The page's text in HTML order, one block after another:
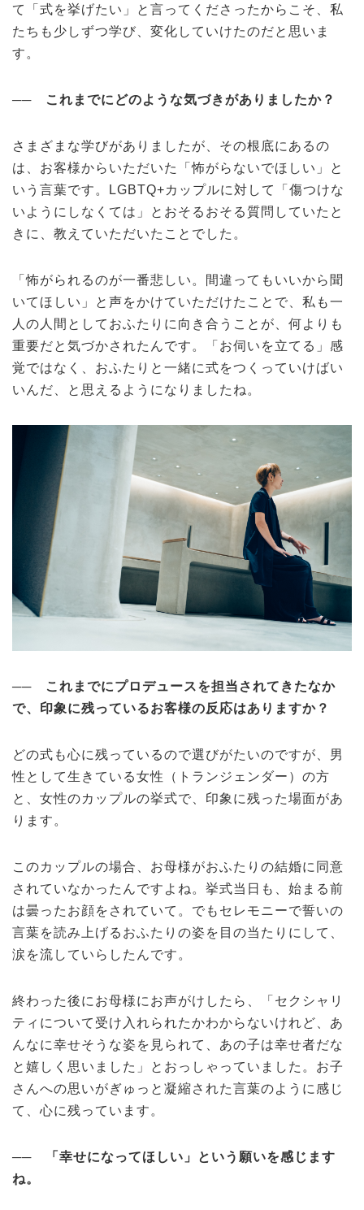
て「式を挙げたい」と言ってくださったからこそ、私
たちも少しずつ学び、変化していけたのだと思いま
す。
── これまでにどのような気づきがありましたか？
さまざまな学びがありましたが、その根底にあるの
は、お客様からいただいた「怖がらないでほしい」と
いう言葉です。LGBTQ+カップルに対して「傷つけな
いようにしなくては」とおそるおそる質問していたと
きに、教えていただいたことでした。
「怖がられるのが一番悲しい。間違ってもいいから聞
いてほしい」と声をかけていただけたことで、私も一
人の人間としておふたりに向き合うことが、何よりも
重要だと気づかされたんです。「お伺いを立てる」感
覚ではなく、おふたりと一緒に式をつくっていけばい
いんだ、と思えるようになりましたね。
── これまでにプロデュースを担当されてきたなか
で、印象に残っているお客様の反応はありますか？
どの式も心に残っているので選びがたいのですが、男
性として生きている女性（トランジェンダー）の方
と、女性のカップルの挙式で、印象に残った場面があ
ります。
このカップルの場合、お母様がおふたりの結婚に同意
されていなかったんですよね。挙式当日も、始まる前
は曇ったお顔をされていて。でもセレモニーで誓いの
言葉を読み上げるおふたりの姿を目の当たりにして、
涙を流していらしたんです。
終わった後にお母様にお声がけしたら、「セクシャリ
ティについて受け入れられたかわからないけれど、あ
んなに幸せそうな姿を見られて、あの子は幸せ者だな
と嬉しく思いました」とおっしゃっていました。お子
さんへの思いがぎゅっと凝縮された言葉のように感じ
て、心に残っています。
── 「幸せになってほしい」という願いを感じます
ね。